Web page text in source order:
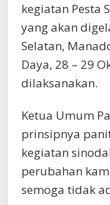
kegiatan Pesta
yang akan
Selatan,
Daya, 28 – 29
dilaksanakan.
Ketua Umum
prinsipnya
kegiatan
perubahan
semoga tidak